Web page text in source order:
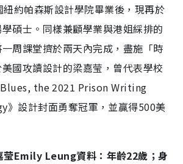
約帕森斯設計學院畢業後，現再於
碩士。同樣兼顧學業與港姐綵排的
周課堂擠於兩天內完成，盡施「時
國攻讀設計的梁嘉莹，曾代表學校
the 2021 Prison Writing
》設計封面勇奪冠軍，並贏得500美
莹Emily Leung資料：年齡22歲；身